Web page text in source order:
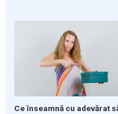
Ce înseamnă cu adevărat